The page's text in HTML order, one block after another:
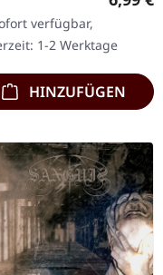
Records. CD im
mit 8-seitigem
verfügbar,
1-2 Werktage
HINZUFÜGEN